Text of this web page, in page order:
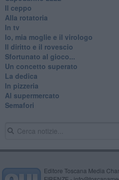
Il ceppo
Alla rotatoria
In tv
Io, mia moglie e il virologo
Il diritto e il rovescio
Sfortunato al gioco...
Un concetto superato
La dedica
In pizzeria
Al supermercato
Semafori
Editore Toscana Media